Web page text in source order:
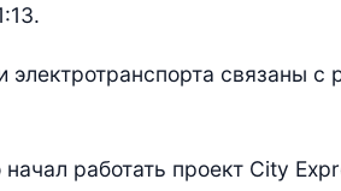
связаны с
работать проект City